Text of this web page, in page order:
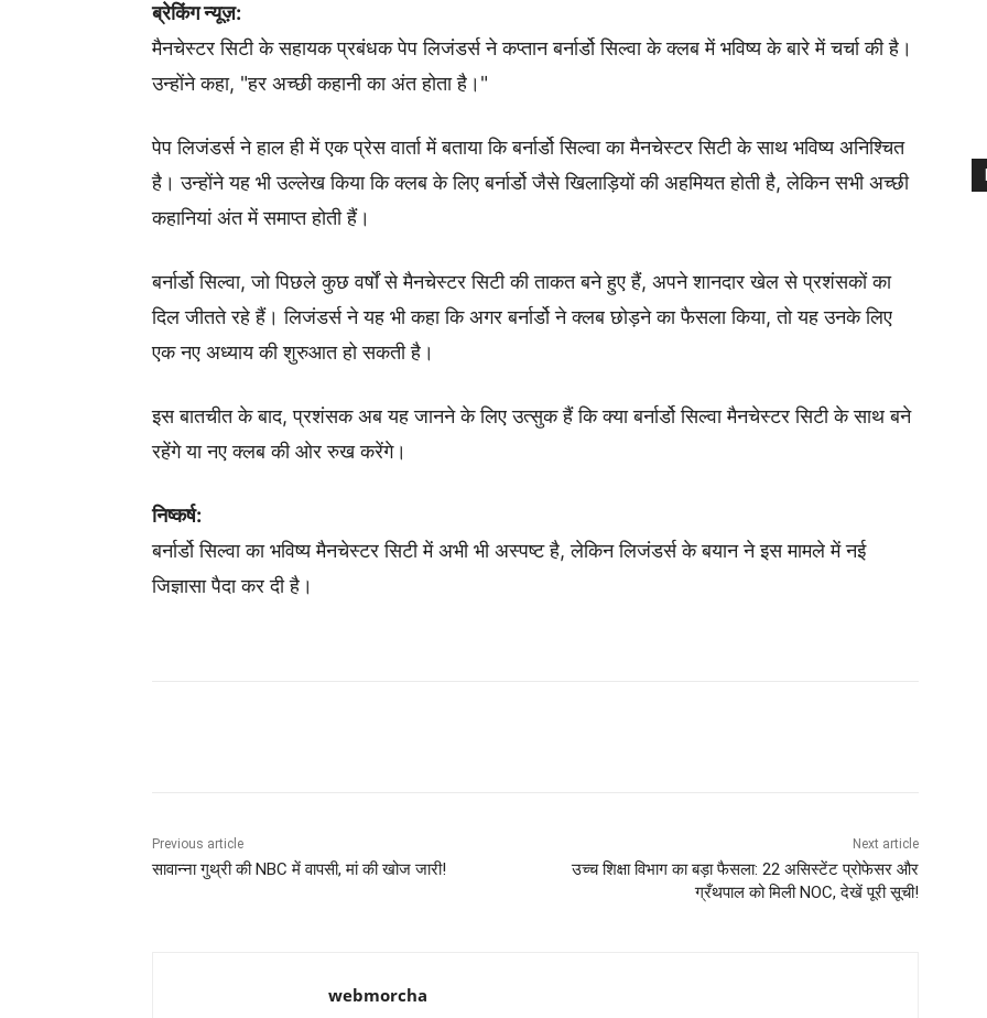
ब्रेकिंग न्यूज़:
मैनचेस्टर सिटी के सहायक प्रबंधक पेप लिजंडर्स ने कप्तान बर्नार्डो सिल्वा के क्लब में भविष्य के बारे में चर्चा की है।
उन्होंने कहा, "हर अच्छी कहानी का अंत होता है।"
पेप लिजंडर्स ने हाल ही में एक प्रेस वार्ता में बताया कि बर्नार्डो सिल्वा का मैनचेस्टर सिटी के साथ भविष्य अनिश्चित
है। उन्होंने यह भी उल्लेख किया कि क्लब के लिए बर्नार्डो जैसे खिलाड़ियों की अहमियत होती है, लेकिन सभी अच्छी
कहानियां अंत में समाप्त होती हैं।
बर्नार्डो सिल्वा, जो पिछले कुछ वर्षों से मैनचेस्टर सिटी की ताकत बने हुए हैं, अपने शानदार खेल से प्रशंसकों का
दिल जीतते रहे हैं। लिजंडर्स ने यह भी कहा कि अगर बर्नार्डो ने क्लब छोड़ने का फैसला किया, तो यह उनके लिए
एक नए अध्याय की शुरुआत हो सकती है।
इस बातचीत के बाद, प्रशंसक अब यह जानने के लिए उत्सुक हैं कि क्या बर्नार्डो सिल्वा मैनचेस्टर सिटी के साथ बने
रहेंगे या नए क्लब की ओर रुख करेंगे।
निष्कर्ष:
बर्नार्डो सिल्वा का भविष्य मैनचेस्टर सिटी में अभी भी अस्पष्ट है, लेकिन लिजंडर्स के बयान ने इस मामले में नई
जिज्ञासा पैदा कर दी है।
Previous article
सावान्ना गुथ्री की NBC में वापसी, मां की खोज जारी!
Next article
उच्च शिक्षा विभाग का बड़ा फैसला: 22 असिस्टेंट प्रोफेसर और
ग्रँथपाल को मिली NOC, देखें पूरी सूची!
webmorcha